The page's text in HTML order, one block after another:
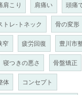
肩こり 肩痛い 頭痛
トレ-トネック 骨の変形
窄 疲労回復 豊川市
寝つきの悪さ 骨盤矯正
体 コンセプト